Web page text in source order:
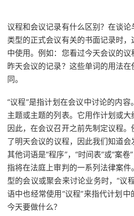
议程和会议记录有什么区别？在谈
类型的正式会议有关的书面记录时，
中使用。例如：您看过今天会议的
昨天会议的记录？这些单词的用法
同。
“议程”是指计划在会议中讨论的内
主题或主题的列表。它用作计划或大
因此，在会议召开之前先制定议程
了明天会议的议程，因此我们知道
其他词语是“程序”，“时间表”或“案卷
指将在法庭上审判的一系列 法律案件
型的会议或聚会来讨论业务时，“议
语中也经常使用“议程”来指代计划
今天要做什么？